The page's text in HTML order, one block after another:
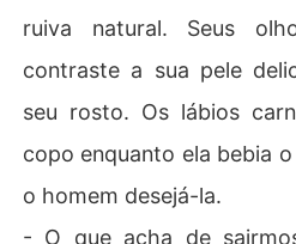
ruiva natural. Seus
contraste a sua pele
seu rosto. Os lábios
copo enquanto ela bebia
o homem desejá-la.
- O que acha de